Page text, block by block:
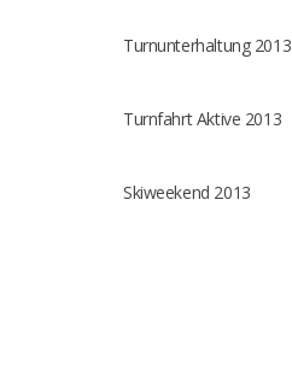
Turnunterhaltung 2013
Turnfahrt Aktive 2013
Skiweekend 2013